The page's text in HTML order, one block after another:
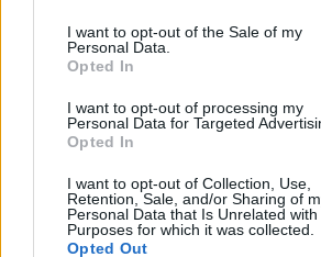
I want to opt-out of the Sale of my
Personal Data.
Opted In
I want to opt-out of processing my
Personal Data for Targeted
Opted In
I want to opt-out of Collection, Use,
Retention, Sale, and/or Sharing of
Personal Data that Is Unrelated
Purposes for which it was collected.
Opted Out
Indisk gryta
linser, kokos,
En mustig och smakrik gryta röda